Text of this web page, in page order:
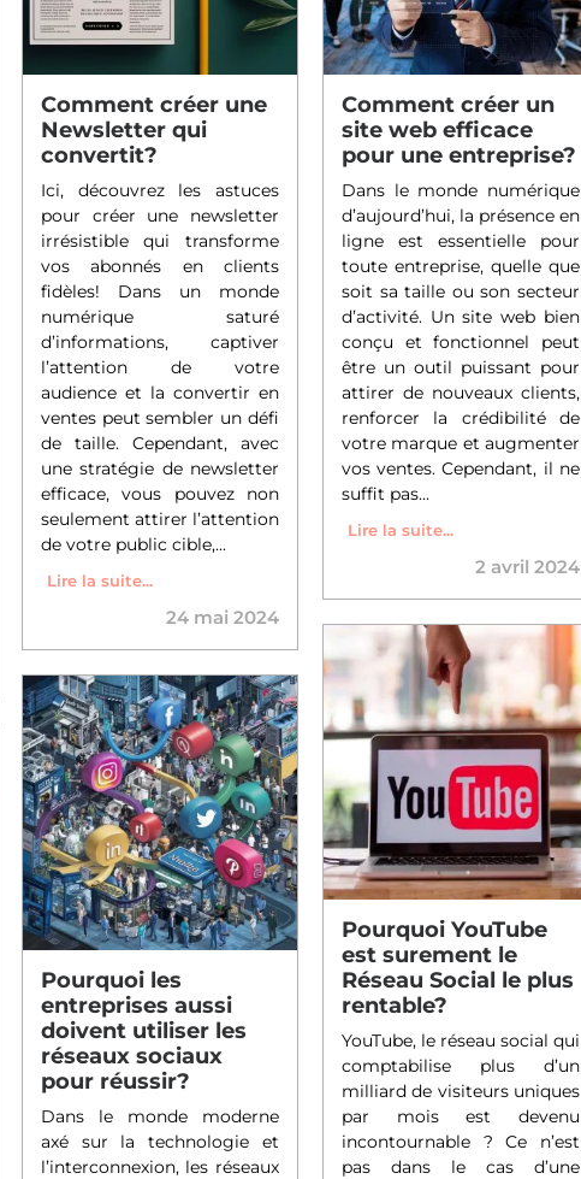
Comment créer une
Newsletter qui
convertit?
Ici, découvrez les astuces
pour créer une newsletter
irrésistible qui transforme
vos abonnés en clients
fidèles! Dans un monde
numérique saturé
d’informations, captiver
l’attention de votre
audience et la convertir en
ventes peut sembler un défi
de taille. Cependant, avec
une stratégie de newsletter
efficace, vous pouvez non
seulement attirer l’attention
de votre public cible,...
Lire la suite...
24 mai 2024
Comment créer un
site web efficace
pour une entreprise?
Dans le monde numérique
d’aujourd’hui, la présence en
ligne est essentielle pour
toute entreprise, quelle que
soit sa taille ou son secteur
d’activité. Un site web bien
conçu et fonctionnel peut
être un outil puissant pour
attirer de nouveaux clients,
renforcer la crédibilité de
votre marque et augmenter
vos ventes. Cependant, il ne
suffit pas...
Lire la suite...
2 avril 2024
Pourquoi YouTube
est surement le
Réseau Social le plus
rentable?
YouTube, le réseau social qui
comptabilise plus d’un
milliard de visiteurs uniques
par mois est devenu
incontournable ? Ce n’est
pas dans le cas d’une
Pourquoi les
entreprises aussi
doivent utiliser les
réseaux sociaux
pour réussir?
Dans le monde moderne
axé sur la technologie et
l’interconnexion, les réseaux